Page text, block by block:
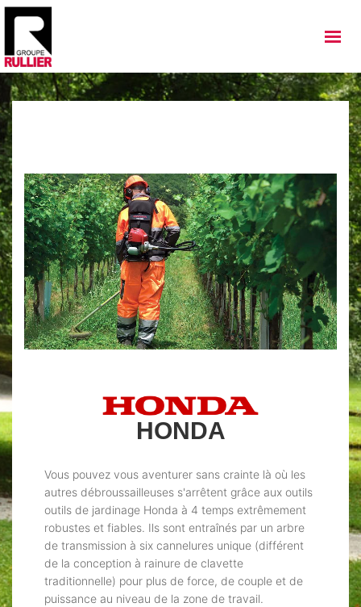
NOS ACTUALITÉS
HONDA
Vous pouvez vous aventurer sans crainte là où les
autres débroussailleuses s'arrêtent grâce aux outils
outils de jardinage Honda à 4 temps extrêmement
robustes et fiables. Ils sont entraînés par un arbre
de transmission à six cannelures unique (différent
de la conception à rainure de clavette
traditionnelle) pour plus de force, de couple et de
puissance au niveau de la zone de travail.